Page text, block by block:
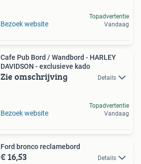
Bezoek website
Topadvertentie
Vandaag
Cafe Pub Bord / Wandbord - HARLEY
DAVIDSON - exclusieve kado
Zie omschrijving Details
Bezoek website
Topadvertentie
Vandaag
Ford bronco reclamebord
€ 16,53 Details